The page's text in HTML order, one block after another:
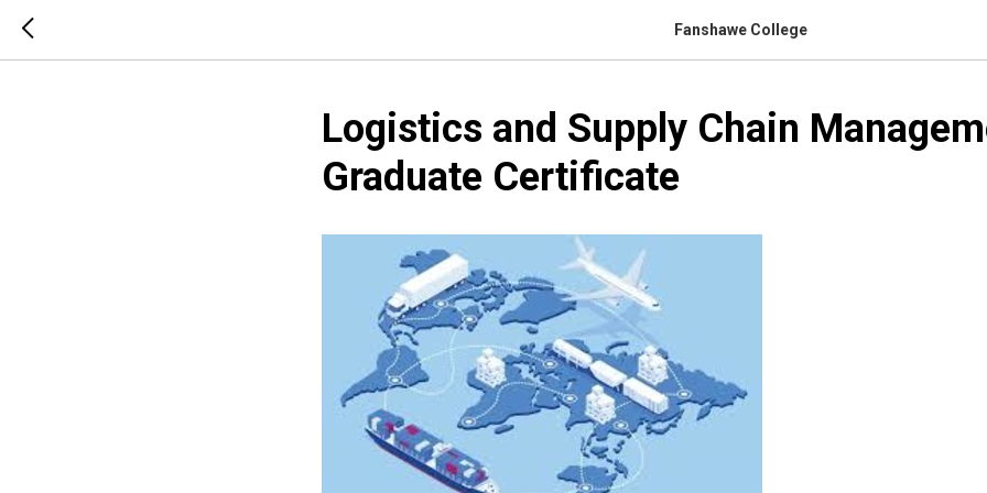
Fanshawe College
Logistics and Supply Chain
Graduate Certificate